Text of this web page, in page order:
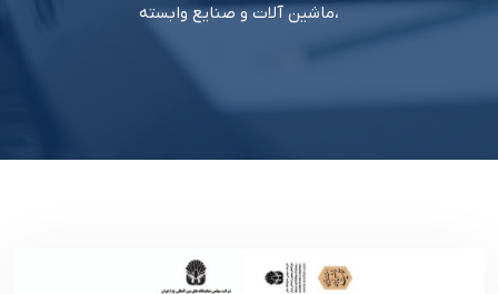
،ماشين آلات و صنايع وابسته